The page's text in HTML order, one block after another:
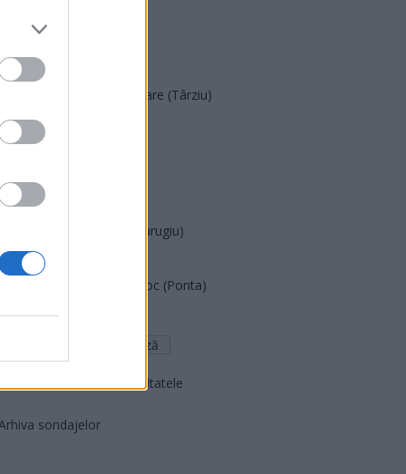
POT (Gavrilă)
PACE (Peia)
Acțiunea Conservatoare (Târziu)
PDF (Lazarus)
PUSL (D. Voiculescu)
PNCR (Terheș)
Partidul Patrioților (Surugiu)
FAR (Coarnă)
România pe Primul Loc (Ponta)
Altul
Arată rezultatele
sondajelor